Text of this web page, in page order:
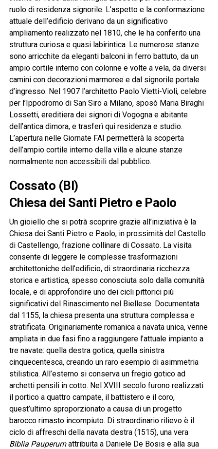
ruolo di residenza signorile. L’aspetto e la conformazione
attuale dell’edificio derivano da un significativo
ampliamento realizzato nel 1810, che le ha conferito una
struttura curiosa e quasi labirintica. Le numerose stanze
sono arricchite da eleganti balconi in ferro battuto, da un
ampio cortile interno con colonne e volte a vela, da diversi
camini con decorazioni marmoree e dal signorile portale
d’ingresso. Nel 1907 l’architetto Paolo Vietti-Violi, celebre
per l’Ippodromo di San Siro a Milano, sposò Maria Biraghi
Lossetti, ereditiera dei signori di Vogogna e abitante
dell’antica dimora, e trasferì qui residenza e studio.
L’apertura nelle Giornate FAI permetterà la scoperta
dell’ampio cortile interno della villa e alcune stanze
normalmente non accessibili dal pubblico.
Cossato (BI)
Chiesa dei Santi Pietro e Paolo
Un gioiello che si potrà scoprire grazie all’iniziativa è la
Chiesa dei Santi Pietro e Paolo, in prossimità del Castello
di Castellengo, frazione collinare di Cossato. La visita
consente di leggere le complesse trasformazioni
architettoniche dell’edificio, di straordinaria ricchezza
storica e artistica, spesso conosciuta solo dalla comunità
locale, e di approfondire uno dei cicli pittorici più
significativi del Rinascimento nel Biellese. Documentata
dal 1155, la chiesa presenta una struttura complessa e
stratificata. Originariamente romanica a navata unica, venne
ampliata in due fasi fino a raggiungere l’attuale impianto a
tre navate: quella destra gotica, quella sinistra
cinquecentesca, creando un raro esempio di asimmetria
stilistica. All’esterno si conserva un fregio gotico ad
archetti pensili in cotto. Nel XVIII secolo furono realizzati
il portico a quattro campate, il battistero e il coro,
quest’ultimo sproporzionato a causa di un progetto
barocco rimasto incompiuto. Di straordinario rilievo è il
ciclo di affreschi della navata destra (1515), una vera
Biblia Pauperumattribuita a Daniele De Bosis e alla sua